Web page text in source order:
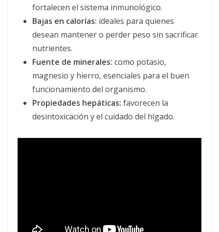
fortalecen el sistema inmunológico.
Bajas en calorías: ideales para quienes
desean mantener o perder peso sin sacrificar
nutrientes.
Fuente de minerales: como potasio,
magnesio y hierro, esenciales para el buen
funcionamiento del organismo.
Propiedades hepáticas: favorecen la
desintoxicación y el cuidado del hígado.